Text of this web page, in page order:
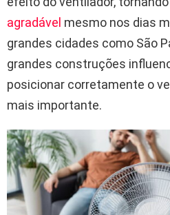
agradável mesmo nos dias
grandes cidades como São
grandes construções
posicionar corretamente o
mais importante.